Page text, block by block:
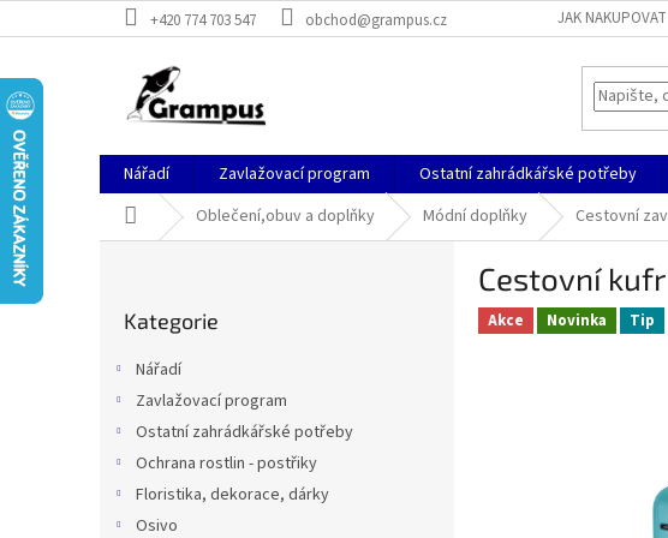
na
+420 774 703 547 obchod@grampus.cz JAK NAKUPOVAT
Nářadí Zavlažovací program Ostatní zahrádkářské potřeby
Domů Oblečení,obuv a doplňky Módní doplňky Cestovní
kategorie
Kategorie
Nářadí
Zavlažovací program
Ostatní zahrádkářské potřeby
Ochrana rostlin - postřiky
Floristika, dekorace, dárky
Osivo
Cestovní
Akce Novinka Tip